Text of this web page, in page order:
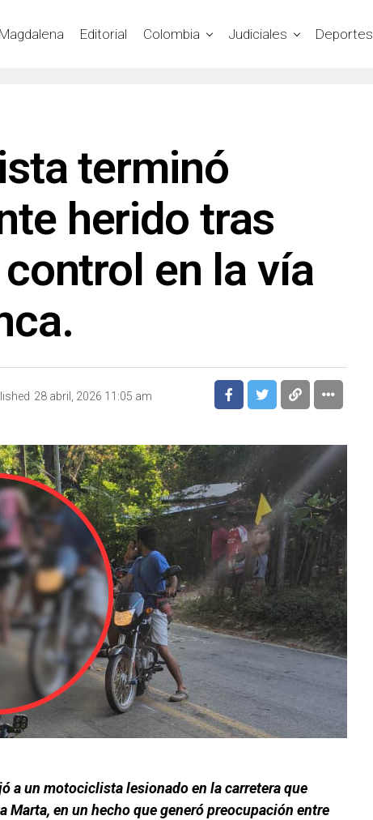
Magdalena Editorial Colombia Judiciales Deportes
terminó
herido tras
en la vía
28 abril, 2026 11:05 am
a un motociclista lesionado en la carretera que
Marta, en un hecho que generó preocupación entre